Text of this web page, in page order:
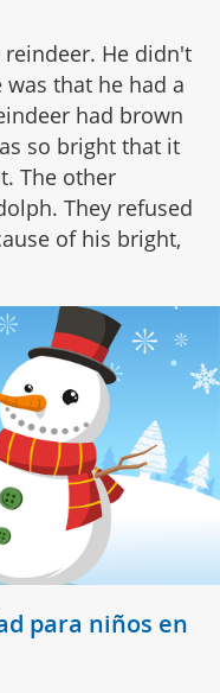
He didn't
that he had a
had brown
so bright that it
The other
They refused
of his bright,
para niños en